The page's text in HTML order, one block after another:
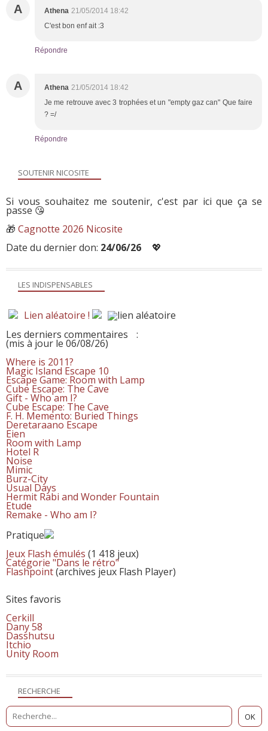
A Athena 21/05/2014 18:42
C'est bon enf ait :3
Répondre
A Athena 21/05/2014 18:42
Je me retrouve avec 3 trophées et un "empty gaz can" Que faire
? =/
Répondre
RECHERCHE
LES INDISPENSABLES
Lien aléatoire !
Les derniers commentaires
:
(mis à jour le 06/08/26)
Where is 2011?
Magic Island Escape 10
Escape Game: Room with Lamp
Cube Escape: The Cave
Gift - Who am I?
Cube Escape: The Cave
F. H. Memento: Buried Things
Deretaraano Escape
Eien
Room with Lamp
Hotel R
Noise
Mimic
Burz-City
Usual Days
Hermit Rabi and Wonder Fountain
Etude
Remake - Who am I?
Pratique
Jeux Flash émulés (1 418 jeux)
Catégorie "Dans le rétro"
Flashpoint(archives jeux Flash Player)
Sites favoris
Cerkill
Dany 58
Dasshutsu
Itchio
Unity Room
SOUTENIR NICOSITE
Si vous souhaitez me soutenir, c'est par ici que ça se
passe 😘
🎁 Cagnotte 2026 Nicosite
Date du dernier don: 24/06/26 💖